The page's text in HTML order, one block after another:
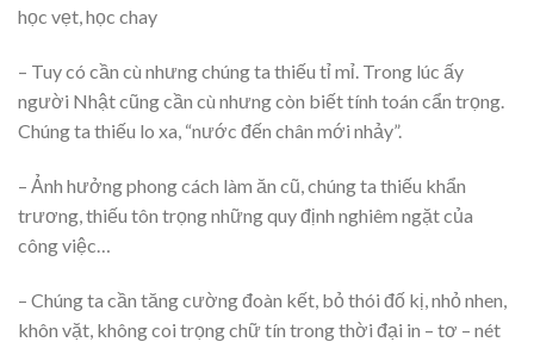
học vẹt, học chay
– Tuy có cần cù nhưng chúng ta thiếu tỉ mỉ. Trong lúc ấy
người Nhật cũng cần cù nhưng còn biết tính toán cẩn trọng.
Chúng ta thiếu lo xa, “nước đến chân mới nhảy”.
– Ảnh hưởng phong cách làm ăn cũ, chúng ta thiếu khẩn
trương, thiếu tôn trọng những quy định nghiêm ngặt của
công việc…
– Chúng ta cần tăng cường đoàn kết, bỏ thói đố kị, nhỏ nhen,
khôn vặt, không coi trọng chữ tín trong thời đại in – tơ – nét